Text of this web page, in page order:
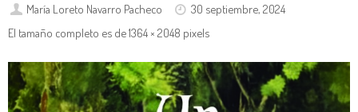
María Loreto Navarro Pacheco
30 septiembre, 2024
El tamaño completo es de1364 × 2048 pixels